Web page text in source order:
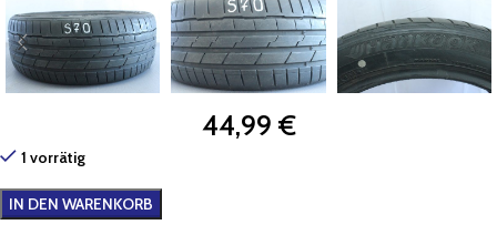
44,99 €
1 vorrätig
IN DEN WARENKORB